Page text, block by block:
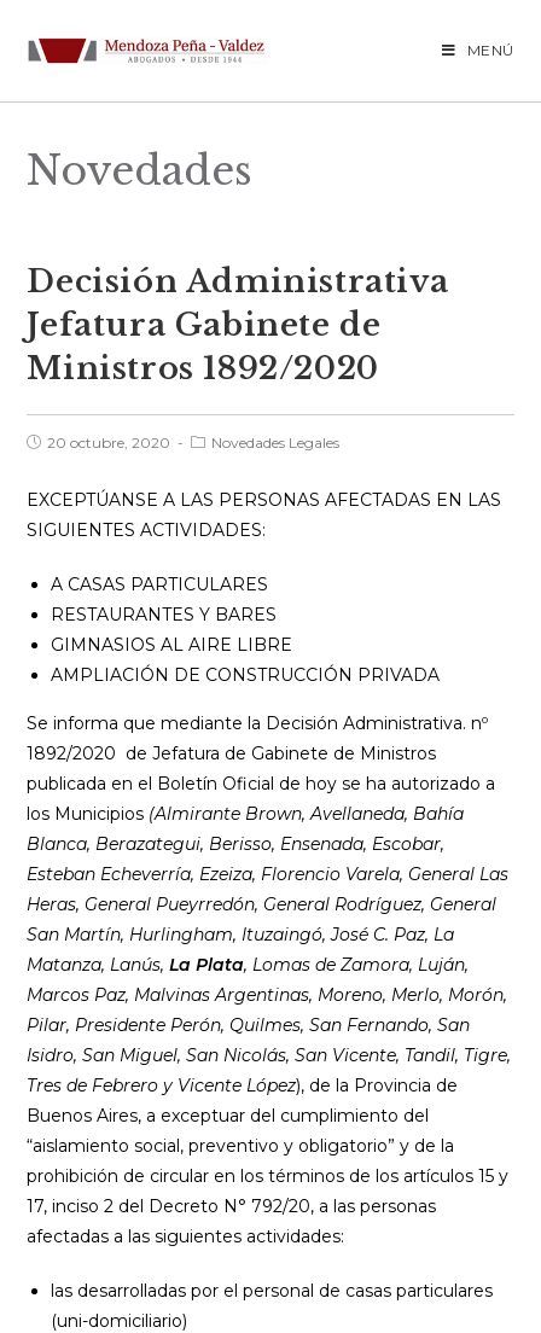
MENÚ
Novedades
Decisión Administrativa
Jefatura Gabinete de
Ministros 1892/2020
Publicación
entrada:
20 octubre, 2020
Categoría
entrada:
Novedades Legales
EXCEPTÚANSE A LAS PERSONAS AFECTADAS EN LAS
SIGUIENTES ACTIVIDADES:
A CASAS PARTICULARES
RESTAURANTES Y BARES
GIMNASIOS AL AIRE LIBRE
AMPLIACIÓN DE CONSTRUCCIÓN PRIVADA
Se informa que mediante la Decisión Administrativa. nº
1892/2020 de Jefatura de Gabinete de Ministros
publicada en el Boletín Oficial de hoy se ha autorizado a
los Municipios (Almirante Brown, Avellaneda, Bahía
Blanca, Berazategui, Berisso, Ensenada, Escobar,
Esteban Echeverría, Ezeiza, Florencio Varela, General Las
Heras, General Pueyrredón, General Rodríguez, General
San Martín, Hurlingham, Ituzaingó, José C. Paz, La
Matanza, Lanús,La Plata, Lomas de Zamora, Luján,
Marcos Paz, Malvinas Argentinas, Moreno, Merlo, Morón,
Pilar, Presidente Perón, Quilmes, San Fernando, San
Isidro, San Miguel, San Nicolás, San Vicente, Tandil, Tigre,
Tres de Febrero y Vicente López), de la Provincia de
Buenos Aires, a exceptuar del cumplimiento del
“aislamiento social, preventivo y obligatorio” y de la
prohibición de circular en los términos de los artículos 15 y
17, inciso 2 del Decreto N° 792/20, a las personas
afectadas a las siguientes actividades:
las desarrolladas por el personal de casas particulares
(uni-domiciliario)